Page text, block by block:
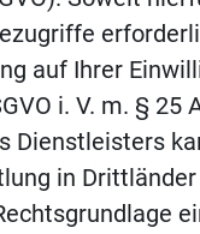
auf Ihrer
i. V. m. § 25
Dienstleisters
in Drittländer